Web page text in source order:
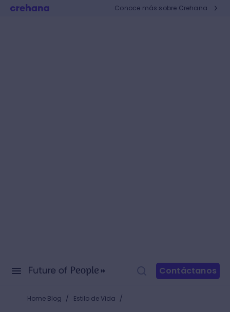
Conoce más sobre Crehana
Contáctanos
Home Blog / Estilo de Vida /